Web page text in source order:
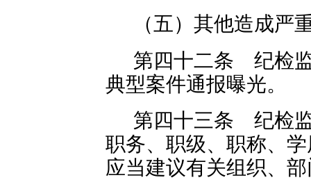
（五）其他造成严
第四十二条 纪检
典型案件通报曝光。
第四十三条 纪检
职务、职级、职称、
应当建议有关组织、